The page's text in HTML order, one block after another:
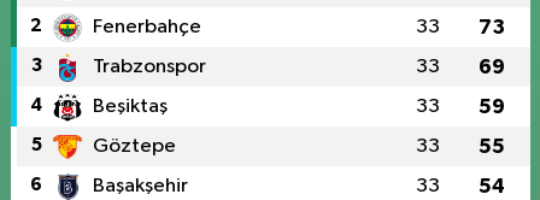
2 Fenerbahçe 33 73
3 Trabzonspor 33 69
4 Beşiktaş 33 59
5 Göztepe 33 55
6 Başakşehir 33 54